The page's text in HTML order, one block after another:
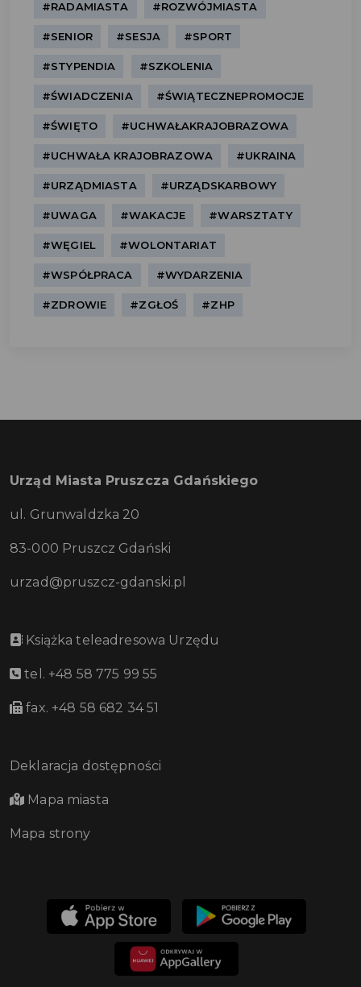
#RADAMIASTA #ROZWÓJMIASTA
#SENIOR #SESJA #SPORT
#STYPENDIA #SZKOLENIA
#ŚWIADCZENIA #ŚWIĄTECZNEPROMOCJE
#ŚWIĘTO #UCHWAŁAKRAJOBRAZOWA
#UCHWAŁA KRAJOBRAZOWA #UKRAINA
#URZĄDMIASTA #URZĄDSKARBOWY
#UWAGA #WAKACJE #WARSZTATY
#WĘGIEL #WOLONTARIAT
#WSPÓŁPRACA #WYDARZENIA
#ZDROWIE #ZGŁOŚ #ZHP
Urząd Miasta Pruszcza Gdańskiego
ul. Grunwaldzka 20
83-000 Pruszcz Gdański
urzad@pruszcz-gdanski.pl
Książka teleadresowa Urzędu
tel. +48 58 775 99 55
fax. +48 58 682 34 51
Deklaracja dostępności
Mapa miasta
Mapa strony